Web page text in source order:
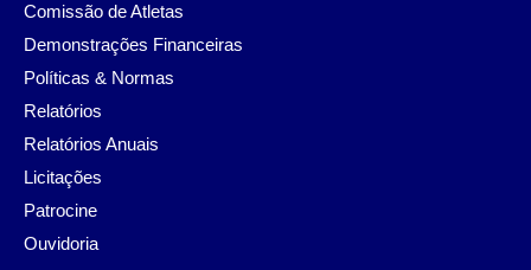
Comissão de Atletas
Demonstrações Financeiras
Políticas & Normas
Relatórios
Relatórios Anuais
Licitações
Patrocine
Ouvidoria